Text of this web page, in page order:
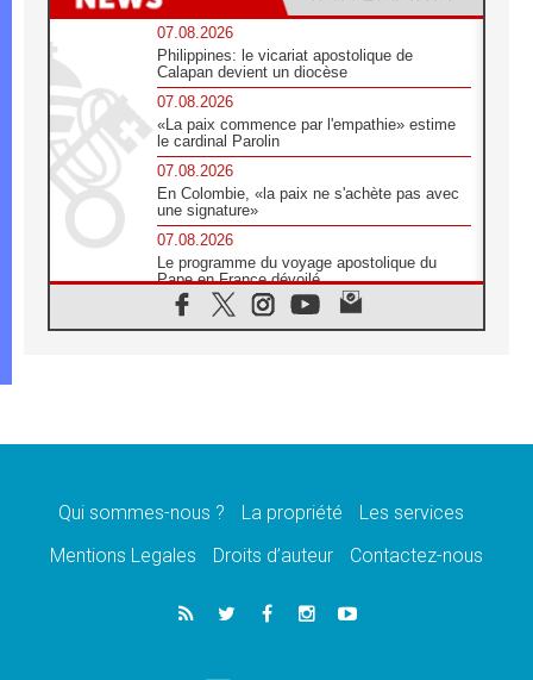
07.08.2026
Philippines: le vicariat apostolique de
Calapan devient un diocèse
07.08.2026
«La paix commence par l'empathie» estime
le cardinal Parolin
07.08.2026
En Colombie, «la paix ne s'achète pas avec
une signature»
07.08.2026
Le programme du voyage apostolique du
Pape en France dévoilé
07.08.2026
1ère Conférence continentale sur l'éducation
07.08.2026
07.08.2026
lancement des «dix jours de prière pour la
06.08.2026
Préparatifs des JMJ 2027 à Séoul: «c'est
Qui sommes-nous ? La propriété
Les services
Mentions Legales
Droits d’auteur Contactez-nous